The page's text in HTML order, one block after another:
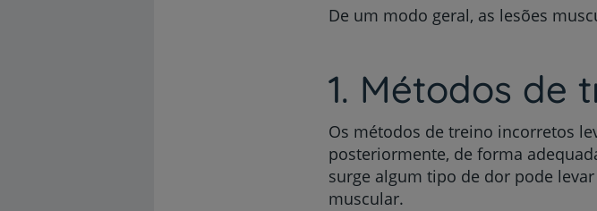
De um modo geral, as lesões
1. Métodos de
Os métodos de treino incorretos
posteriormente, de forma
surge algum tipo de dor pode
muscular.